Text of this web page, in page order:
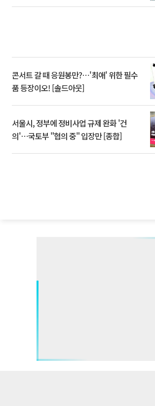
콘서트 갈 때 응원봉만?⋯'최애' 위한 필수
품 등장이오! [솔드아웃]
서울시, 정부에 정비사업 규제 완화 '건
의'⋯국토부 "협의 중" 입장만 [종합]